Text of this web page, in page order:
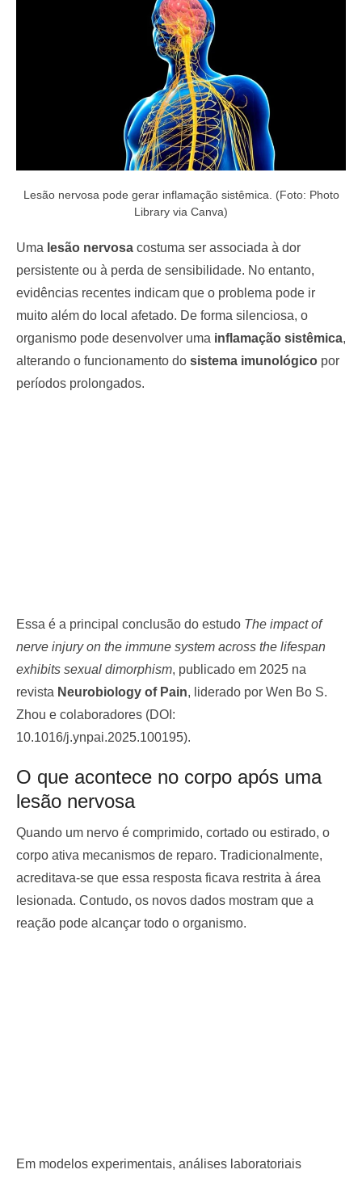
Lesão nervosa pode gerar inflamação sistêmica. (Foto: Photo
Library via Canva)
Uma lesão nervosa costuma ser associada à dor
persistente ou à perda de sensibilidade. No entanto,
evidências recentes indicam que o problema pode ir
muito além do local afetado. De forma silenciosa, o
organismo pode desenvolver uma inflamação sistêmica,
alterando o funcionamento do sistema imunológico por
períodos prolongados.
Essa é a principal conclusão do estudo The impact of
nerve injury on the immune system across the lifespan
exhibits sexual dimorphism, publicado em 2025 na
revista Neurobiology of Pain, liderado por Wen Bo S.
Zhou e colaboradores (DOI:
10.1016/j.ynpai.2025.100195).
O que acontece no corpo após uma
lesão nervosa
Quando um nervo é comprimido, cortado ou estirado, o
corpo ativa mecanismos de reparo. Tradicionalmente,
acreditava-se que essa resposta ficava restrita à área
lesionada. Contudo, os novos dados mostram que a
reação pode alcançar todo o organismo.
Em modelos experimentais, análises laboratoriais